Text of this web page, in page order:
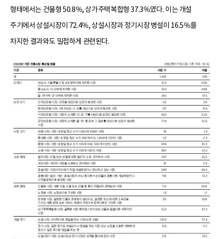
형태에서는 건물형 50.8％, 상가주택복합형 37.3％였다. 이는 개설
주기에서 상설시장이 72.4％, 상설시장과 정기시장 병설이 16.5％를
차지한 결과와도 밀접하게 관련된다.